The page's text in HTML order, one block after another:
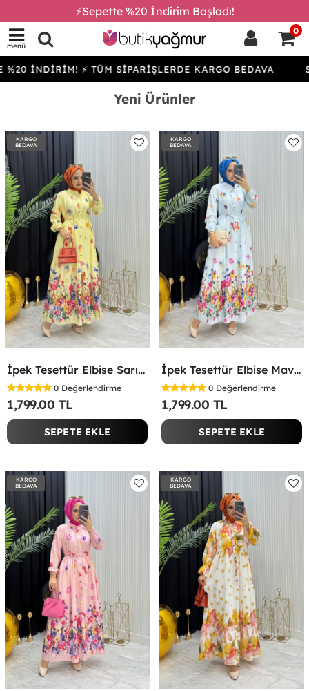
⚡Sepette %20 İndirim Başladı!
menü
0
⚡ TÜM SİPARİŞLERDE KARGO BEDAVA SEPETTE
Yeni Ürünler
KARGO
BEDAVA
İpek Tesettür Elbise Sarı Sarı
0 Değerlendirme
1,799.00 TL
SEPETE EKLE
KARGO
BEDAVA
İpek Tesettür Elbise Mavi Mavi
0 Değerlendirme
1,799.00 TL
SEPETE EKLE
KARGO
BEDAVA
KARGO
BEDAVA